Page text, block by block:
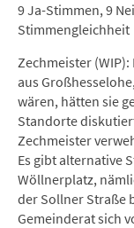
9 Ja-Stimmen, 9
Stimmengleichheit
Zechmeister
aus
wären, hätten sie
Standorte
Zechmeister
Es gibt alternative
Wöllnerplatz,
der Sollner Straße
Gemeinderat sich